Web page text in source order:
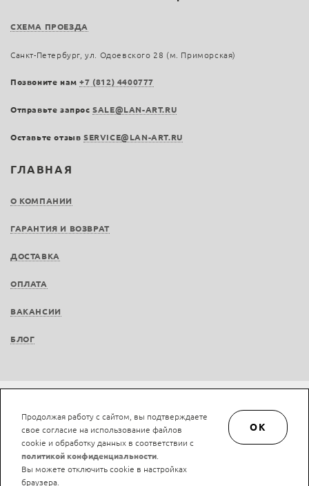
ГЛАВНАЯ
О КОМПАНИИ
ГАРАНТИЯ И ВОЗВРАТ
ДОСТАВКА
ОПЛАТА
ВАКАНСИИ
БЛОГ
СХЕМА ПРОЕЗДА
Санкт-Петербург, ул. Одоевского 28 (м. Приморская)
Позвоните нам+7 (812) 4400777
Отправьте запросSALE@LAN-ART.RU
Оставьте отзыв SERVICE@LAN-ART.RU
Не является публичной офертой © LAN-art.ru, 2013—2026. Все права защищены.
Политика конфиденциальности.
Положение об обработке и защите персональных
данных.
Продолжая работу с сайтом, вы подтверждаете
свое согласие на использование файлов
cookie и обработку данных в соответствии с
политикой конфиденциальности
Вы можете отключить cookie в настройках
браузера.
OK